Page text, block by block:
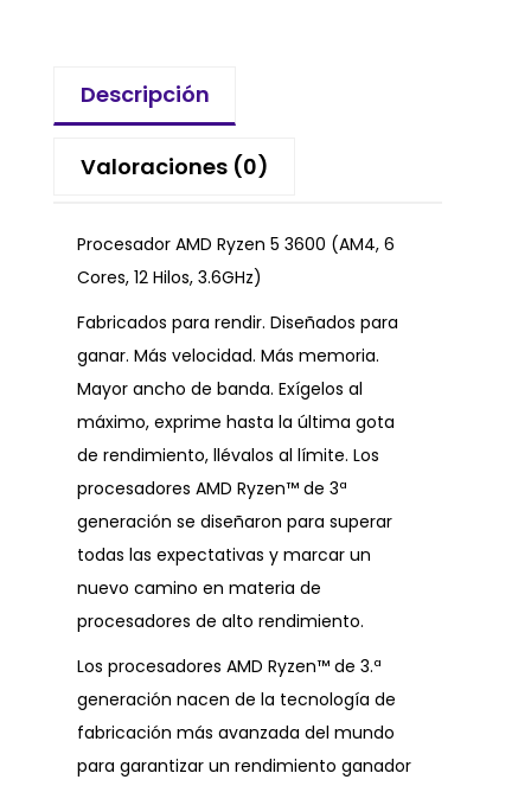
Descripción
Valoraciones (0)
Procesador AMD Ryzen 5 3600 (AM4, 6
Cores, 12 Hilos, 3.6GHz)
Fabricados para rendir. Diseñados para
ganar. Más velocidad. Más memoria.
Mayor ancho de banda. Exígelos al
máximo, exprime hasta la última gota
de rendimiento, llévalos al límite. Los
procesadores AMD Ryzen™ de 3ª
generación se diseñaron para superar
todas las expectativas y marcar un
nuevo camino en materia de
procesadores de alto rendimiento.
Los procesadores AMD Ryzen™ de 3.ª
generación nacen de la tecnología de
fabricación más avanzada del mundo
para garantizar un rendimiento ganador